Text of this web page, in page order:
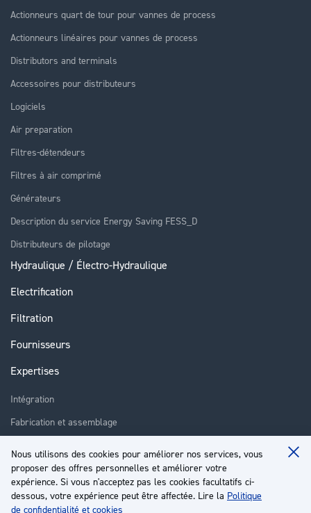
Nous utilisons des cookies pour améliorer nos services, vous
proposer des offres personnelles et améliorer votre
expérience. Si vous n'acceptez pas les cookies facultatifs ci-
dessous, votre expérience peut être affectée. Lire la Politique
de confidentialité et cookies
Actionneurs quart de tour pour vannes de process
Actionneurs linéaires pour vannes de process
Distributors and terminals
Accessoires pour distributeurs
Logiciels
Air preparation
Filtres-détendeurs
Filtres à air comprimé
Générateurs
Description du service Energy Saving FESS_D
Distributeurs de pilotage
Hydraulique / Électro-Hydraulique
Electrification
Filtration
Fournisseurs
Expertises
Intégration
Fabrication et assemblage
Réparation
Formation